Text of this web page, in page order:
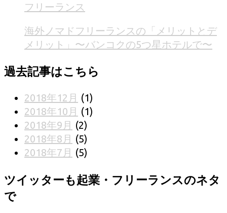
フリーランス
海外ノマドフリーランスの「メリットとデ
メリット」〜バンコクの5つ星ホテルで〜
過去記事はこちら
2018年12月 (1)
2018年10月 (1)
2018年9月 (2)
2018年8月 (5)
2018年7月 (5)
ツイッターも起業・フリーランスのネタ
で